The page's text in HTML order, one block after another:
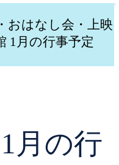
図書館利用案内
学校図書館支援サー
おはなし会・上映
1月の行事予定
月の行